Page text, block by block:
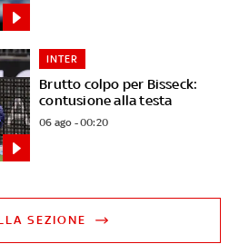
Brutto colpo per Bisseck:
contusione alla testa
INTER
06 ago - 00:20
SEZIONE